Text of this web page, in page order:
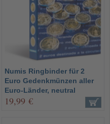
Numis Ringbinder für 2
Euro Gedenkmünzen aller
Euro-Länder, neutral
19,99 €